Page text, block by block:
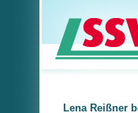
Lena Reißner